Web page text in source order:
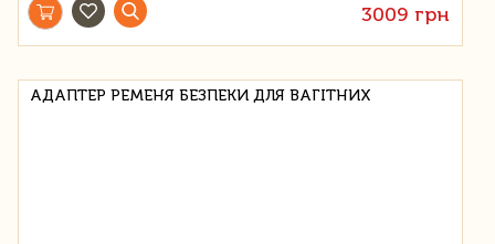
3009 грн
АДАПТЕР РЕМЕНЯ БЕЗПЕКИ ДЛЯ ВАГІТНИХ